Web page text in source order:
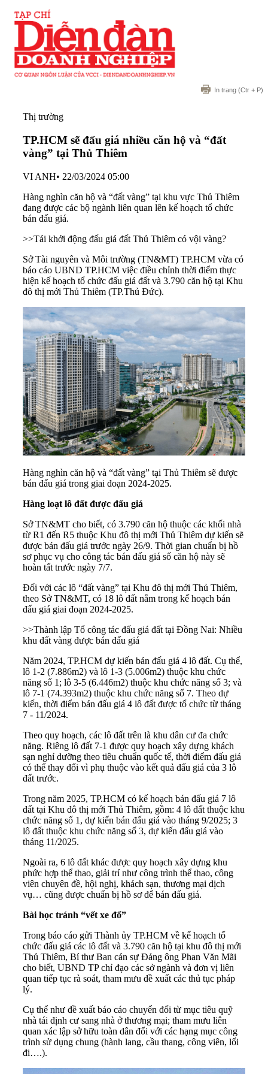
In trang (Ctr + P)
Thị trường
TP.HCM sẽ đấu giá nhiều căn hộ và “đất
vàng” tại Thủ Thiêm
VI ANH• 22/03/2024 05:00
Hàng nghìn căn hộ và “đất vàng” tại khu vực Thủ Thiêm
đang được các bộ ngành liên quan lên kế hoạch tổ chức
bán đấu giá.
>>Tái khởi động đấu giá đất Thủ Thiêm có vội vàng?
Sở Tài nguyên và Môi trường (TN&MT) TP.HCM vừa có
báo cáo UBND TP.HCM việc điều chỉnh thời điểm thực
hiện kế hoạch tổ chức đấu giá đất và 3.790 căn hộ tại Khu
đô thị mới Thủ Thiêm (TP.Thủ Đức).
Hàng nghìn căn hộ và “đất vàng” tại Thủ Thiêm sẽ được
bán đấu giá trong giai đoạn 2024-2025.
Hàng loạt lô đất được đấu giá
Sở TN&MT cho biết, có 3.790 căn hộ thuộc các khối nhà
từ R1 đến R5 thuộc Khu đô thị mới Thủ Thiêm dự kiến sẽ
được bán đấu giá trước ngày 26/9. Thời gian chuẩn bị hồ
sơ phục vụ cho công tác bán đấu giá số căn hộ này sẽ
hoàn tất trước ngày 7/7.
Đối với các lô “đất vàng” tại Khu đô thị mới Thủ Thiêm,
theo Sở TN&MT, có 18 lô đất nằm trong kế hoạch bán
đấu giá giai đoạn 2024-2025.
>>Thành lập Tổ công tác đấu giá đất tại Đồng Nai: Nhiều
khu đất vàng được bán đấu giá
Năm 2024, TP.HCM dự kiến bán đấu giá 4 lô đất. Cụ thể,
lô 1-2 (7.886m2) và lô 1-3 (5.006m2) thuộc khu chức
năng số 1; lô 3-5 (6.446m2) thuộc khu chức năng số 3; và
lô 7-1 (74.393m2) thuộc khu chức năng số 7. Theo dự
kiến, thời điểm bán đấu giá 4 lô đất được tổ chức từ tháng
7 - 11/2024.
Theo quy hoạch, các lô đất trên là khu dân cư đa chức
năng. Riêng lô đất 7-1 được quy hoạch xây dựng khách
sạn nghỉ dưỡng theo tiêu chuẩn quốc tế, thời điểm đấu giá
có thể thay đổi vì phụ thuộc vào kết quả đấu giá của 3 lô
đất trước.
Trong năm 2025, TP.HCM có kế hoạch bán đấu giá 7 lô
đất tại Khu đô thị mới Thủ Thiêm, gồm: 4 lô đất thuộc khu
chức năng số 1, dự kiến bán đấu giá vào tháng 9/2025; 3
lô đất thuộc khu chức năng số 3, dự kiến đấu giá vào
tháng 11/2025.
Ngoài ra, 6 lô đất khác được quy hoạch xây dựng khu
phức hợp thể thao, giải trí như công trình thể thao, công
viên chuyên đề, hội nghị, khách sạn, thương mại dịch
vụ… cũng được chuẩn bị hồ sơ để bán đấu giá.
Bài học tránh “vết xe đổ”
Trong báo cáo gửi Thành ủy TP.HCM về kế hoạch tổ
chức đấu giá các lô đất và 3.790 căn hộ tại khu đô thị mới
Thủ Thiêm, Bí thư Ban cán sự Đảng ông Phan Văn Mãi
cho biết, UBND TP chỉ đạo các sở ngành và đơn vị liên
quan tiếp tục rà soát, tham mưu đề xuất các thủ tục pháp
lý.
Cụ thể như đề xuất báo cáo chuyển đổi từ mục tiêu quỹ
nhà tái định cư sang nhà ở thương mại; tham mưu liên
quan xác lập sở hữu toàn dân đối với các hạng mục công
trình sử dụng chung (hành lang, cầu thang, công viên, lối
đi….).